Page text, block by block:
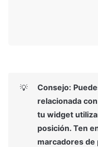
💡
Consejo:
relacionada
tu widget
posición. Ten
marcadores de